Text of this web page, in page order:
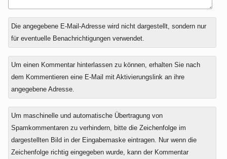
Antwort
zu
Die angegebene E-Mail-Adresse wird nicht dargestellt, sondern nur
für eventuelle Benachrichtigungen verwendet.
Um einen Kommentar hinterlassen zu können, erhalten Sie nach
dem Kommentieren eine E-Mail mit Aktivierungslink an ihre
angegebene Adresse.
Um maschinelle und automatische Übertragung von
Spamkommentaren zu verhindern, bitte die Zeichenfolge im
dargestellten Bild in der Eingabemaske eintragen. Nur wenn die
Zeichenfolge richtig eingegeben wurde, kann der Kommentar